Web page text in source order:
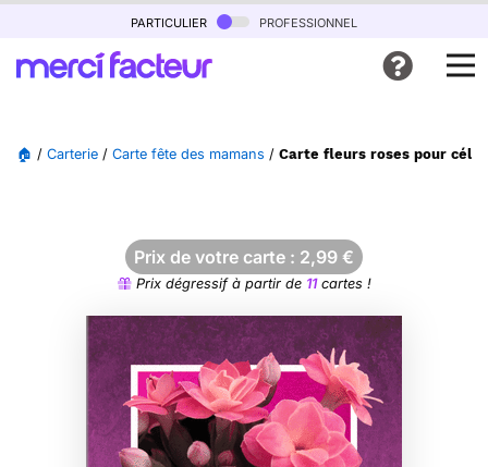
particulier professionnel
🏠 / Carterie / Carte fête des mamans / Carte fleurs roses pour
Prix de votre carte : 2,99 €
Prix dégressif à partir de 11cartes !